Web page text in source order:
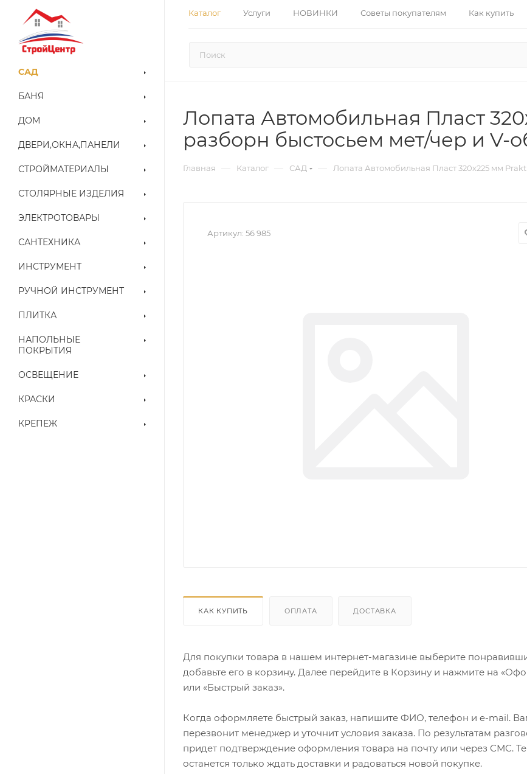
Каталог Услуги НОВИНКИ Советы покупателям Как купить
САД
БАНЯ
ДОМ
ДВЕРИ,ОКНА,ПАНЕЛИ
СТРОЙМАТЕРИАЛЫ
СТОЛЯРНЫЕ ИЗДЕЛИЯ
ЭЛЕКТРОТОВАРЫ
САНТЕХНИКА
ИНСТРУМЕНТ
РУЧНОЙ ИНСТРУМЕНТ
ПЛИТКА
НАПОЛЬНЫЕ
ПОКРЫТИЯ
ОСВЕЩЕНИЕ
КРАСКИ
КРЕПЕЖ
Лопата Автомобильная Пласт
разборн быстосьем мет/чер и V-
Главная — Каталог — САД — Лопата Автомобильная Пласт 320х225 мм
Артикул: 56 985
КАК КУПИТЬ ОПЛАТА ДОСТАВКА
Для покупки товара в нашем интернет-магазине выберите
добавьте его в корзину. Далее перейдите в Корзину и нажмите на
или «Быстрый заказ».
Когда оформляете быстрый заказ, напишите ФИО, телефон и e-mail.
перезвонит менеджер и уточнит условия заказа. По результатам
придет подтверждение оформления товара на почту или через СМС.
останется только ждать доставки и радоваться новой покупке.